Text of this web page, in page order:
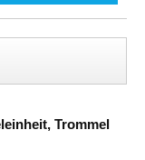
Trommel